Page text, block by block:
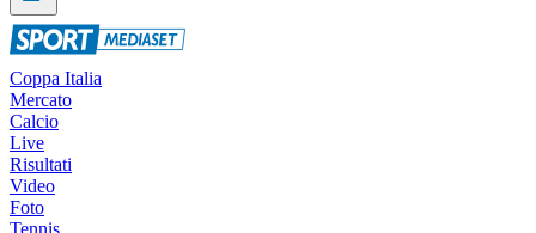
Coppa Italia
Mercato
Calcio
Live
Risultati
Video
Foto
Tennis